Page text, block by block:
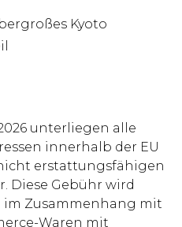
Kyoto
unterliegen alle
innerhalb der EU
erstattungsfähigen
Diese Gebühr wird
im Zusammenhang mit
Waren mit